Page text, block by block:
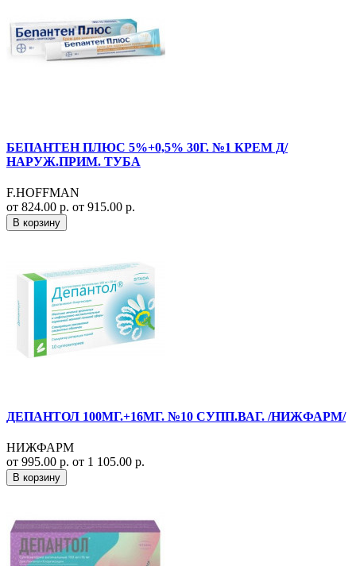
БЕПАНТЕН ПЛЮС 5%+0,5% 30Г. №1 КРЕМ Д/
НАРУЖ.ПРИМ. ТУБА
F.HOFFMAN
от 824.00 р. от 915.00 р.
В корзину
ДЕПАНТОЛ 100МГ.+16МГ. №10 СУПП.ВАГ. /НИЖФАРМ/
НИЖФАРМ
от 995.00 р. от 1 105.00 р.
В корзину